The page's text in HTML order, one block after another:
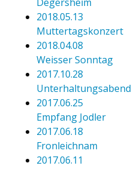
2018.05.13
Muttertagskonzert
2018.04.08
Weisser Sonntag
2017.10.28
Unterhaltungsabend
2017.06.25
Empfang Jodler
2017.06.18
Fronleichnam
2017.06.11